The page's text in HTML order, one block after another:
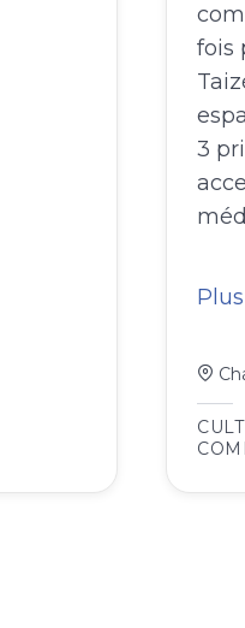
fois
3